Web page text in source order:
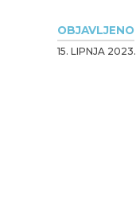
OBJAVLJENO
15. LIPNJA 2023.